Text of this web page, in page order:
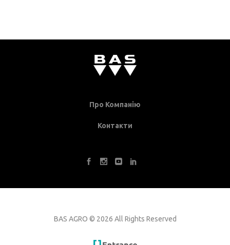
Про Компанію
Контакти
BAS AGRO © 2026 All Rights Reserved